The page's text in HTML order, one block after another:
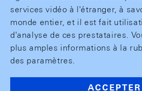
services vidéo à l'étranger, à
monde entier, et il est fait
d'analyse de ces prestataires.
plus amples informations à la
des paramètres.
ACCEPTER